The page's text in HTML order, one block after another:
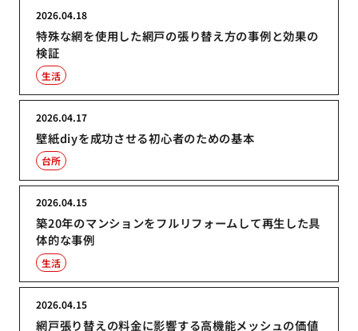
特殊な網を使用した網戸の張り替え方の事例と効果の
検証
2026.04.18
生活
壁紙diyを成功させる初心者のための基本
2026.04.17
台所
築20年のマンションをフルリフォームして再生した具
体的な事例
2026.04.15
生活
網戸張り替えの料金に影響する高機能メッシュの価値
2026.04.15